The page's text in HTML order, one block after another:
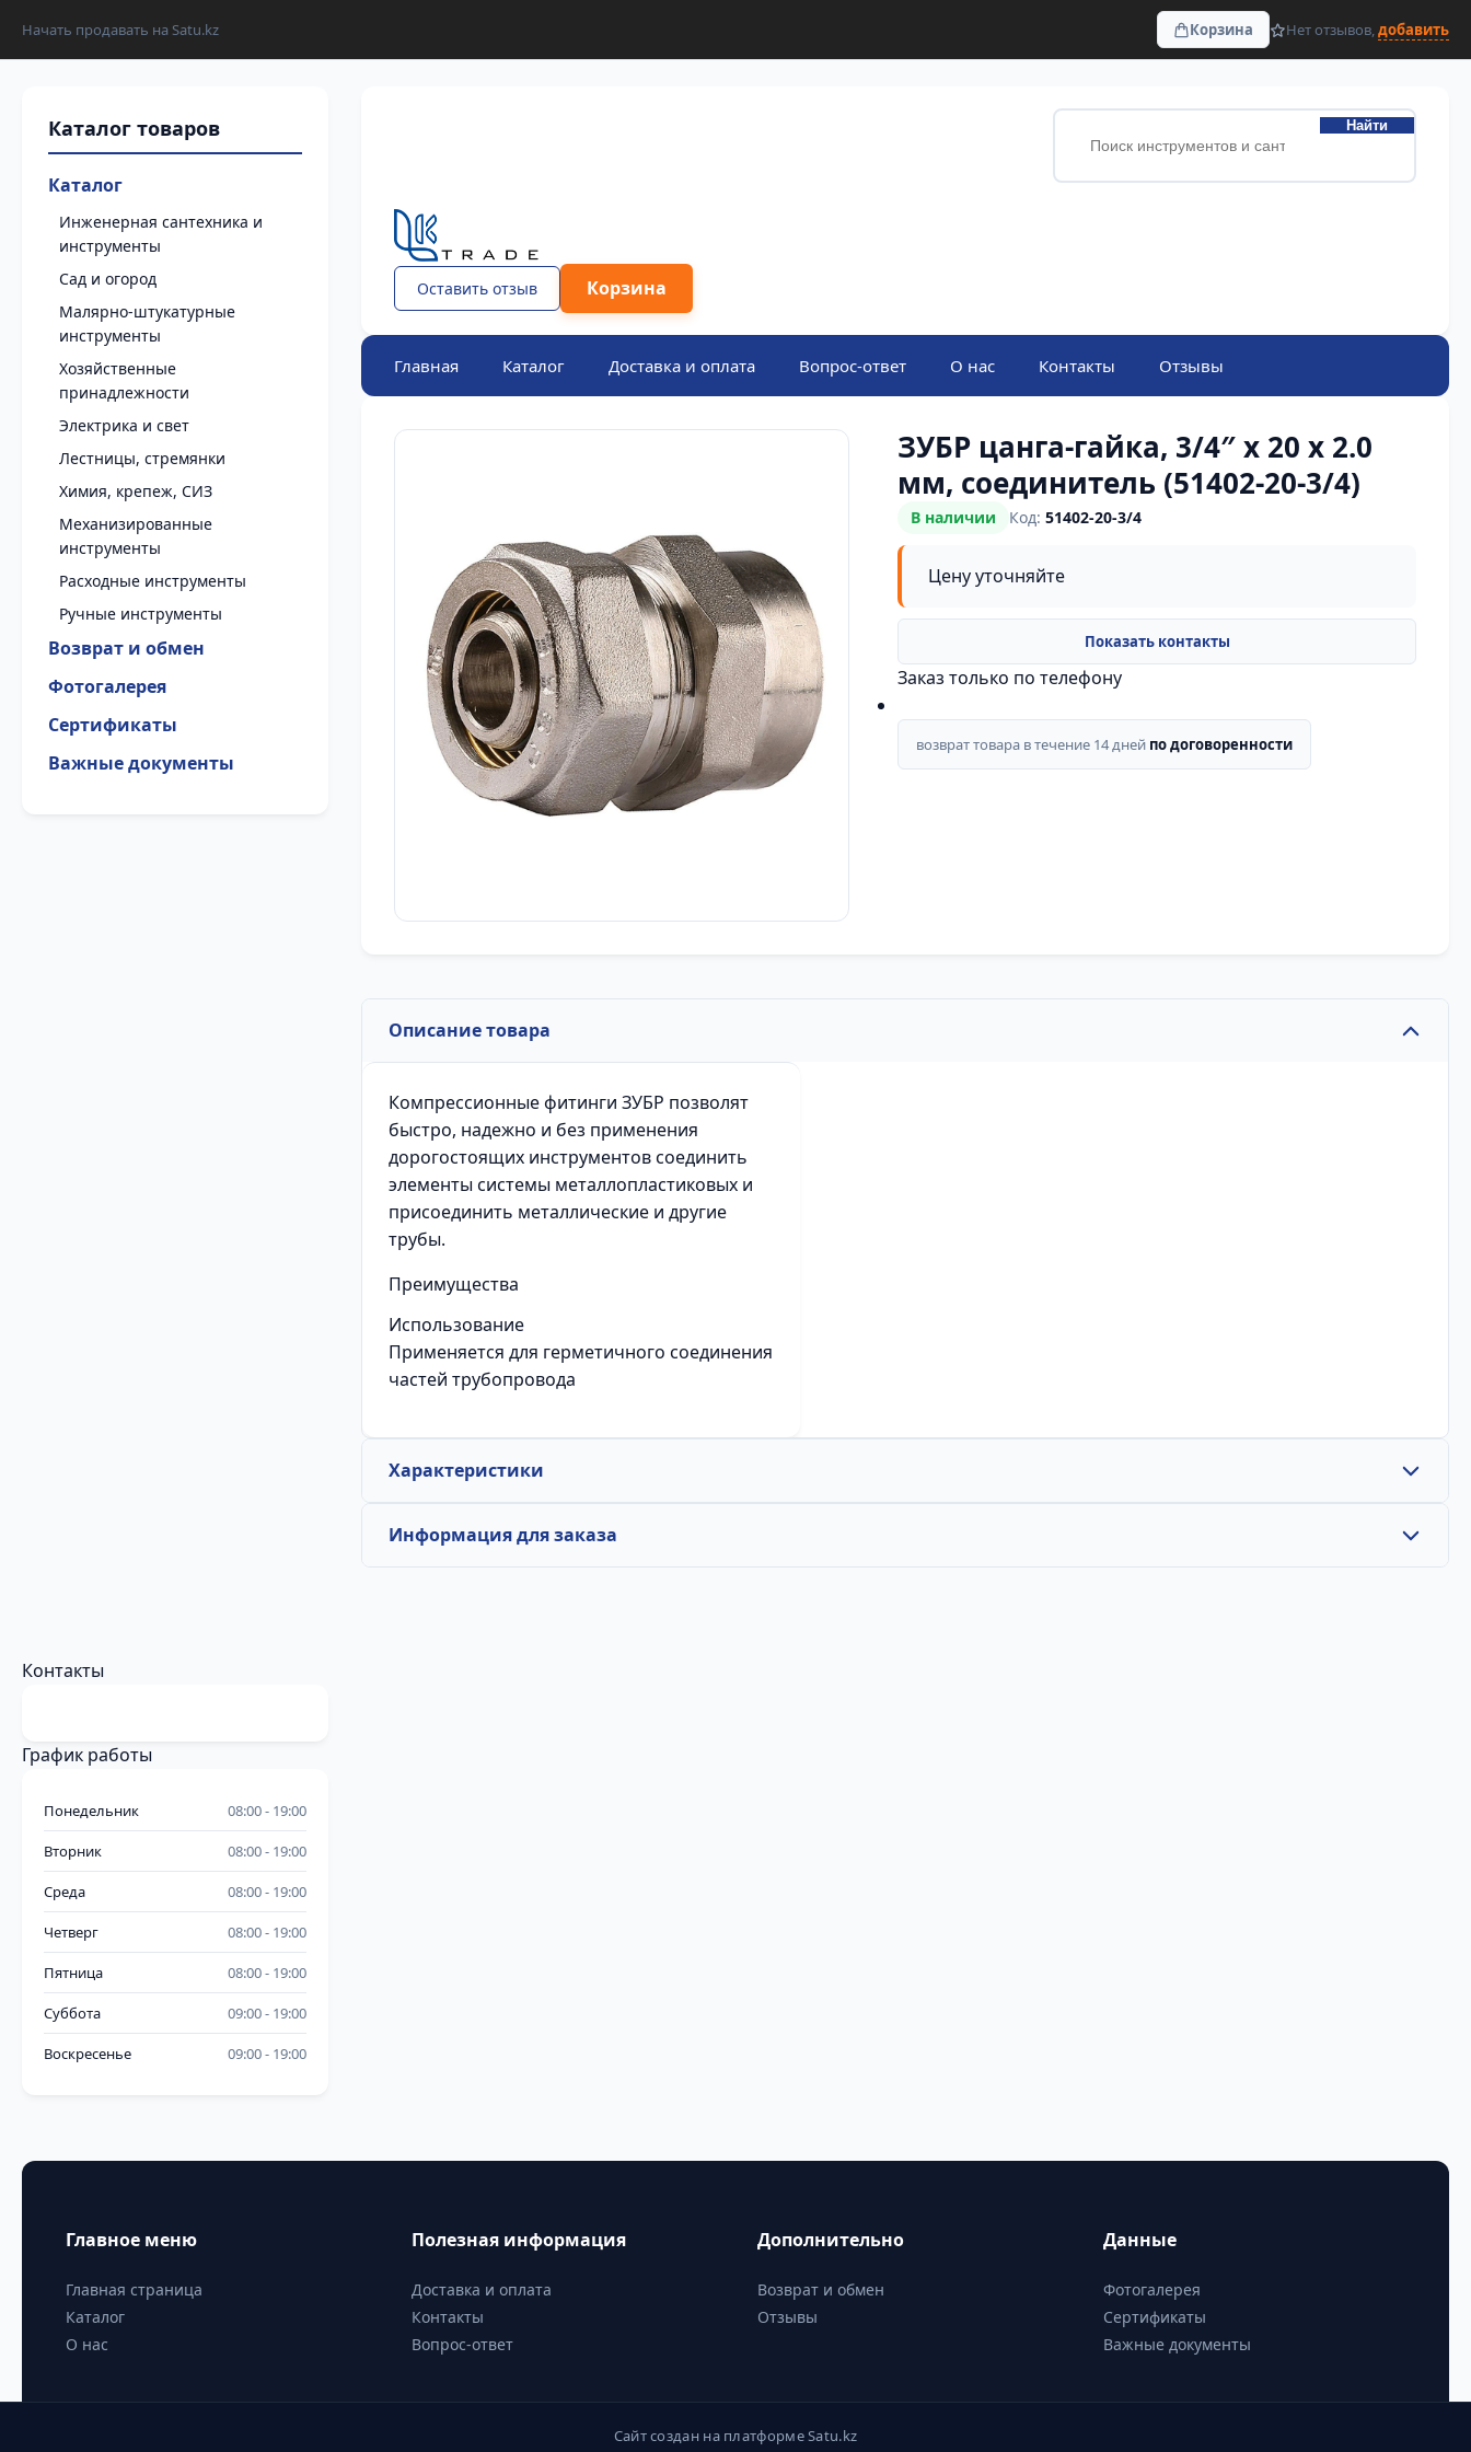
Начать продавать на Satu.kz Корзина Нет отзывов,добавить
Каталог
Инженерная сантехника и
инструменты
Сад и огород
Малярно-штукатурные
инструменты
Хозяйственные
принадлежности
Электрика и свет
Лестницы, стремянки
Химия, крепеж, СИЗ
Механизированные
инструменты
Расходные инструменты
Ручные инструменты
Возврат и обмен
Фотогалерея
Сертификаты
Важные документы
Найти
Оставить отзыв Корзина
Главная Каталог Доставка и оплата Вопрос-ответ О нас Контакты Отзывы
ЗУБР цанга-гайка, 3/4″ х 20 х 2.0
мм, соединитель (51402-20-3/4)
В наличии Код:51402-20-3/4
Цену уточняйте
Заказ только по телефону
возврат товара в течение 14 дней по договоренности
Описание товара
Компрессионные фитинги ЗУБР позволят
быстро, надежно и без применения
дорогостоящих инструментов соединить
элементы системы металлопластиковых и
присоединить металлические и другие
трубы.
Преимущества
Использование
Применяется для герметичного соединения
частей трубопровода
Характеристики
Информация для заказа
Контакты
График работы
Понедельник 08:00 19:00
Вторник 08:00 19:00
Среда 08:00 19:00
Четверг 08:00 19:00
Пятница 08:00 19:00
Суббота 09:00 19:00
Воскресенье 09:00 19:00
Главное меню
Главная страница
Каталог
О нас
Полезная информация
Доставка и оплата
Контакты
Вопрос-ответ
Дополнительно
Возврат и обмен
Отзывы
Данные
Фотогалерея
Сертификаты
Важные документы
Сайт создан на платформе Satu.kz